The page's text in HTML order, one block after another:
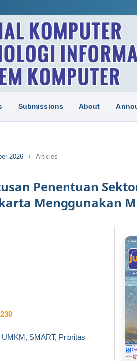
Submissions About
2026 / Articles
Penentuan
Menggunakan
SMART, Prioritas